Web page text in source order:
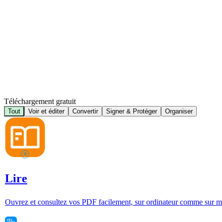
Téléchargement gratuit
Tout Voir et éditer Convertir Signer & Protéger Organiser
Lire
Ouvrez et consultez vos PDF facilement, sur ordinateur comme sur